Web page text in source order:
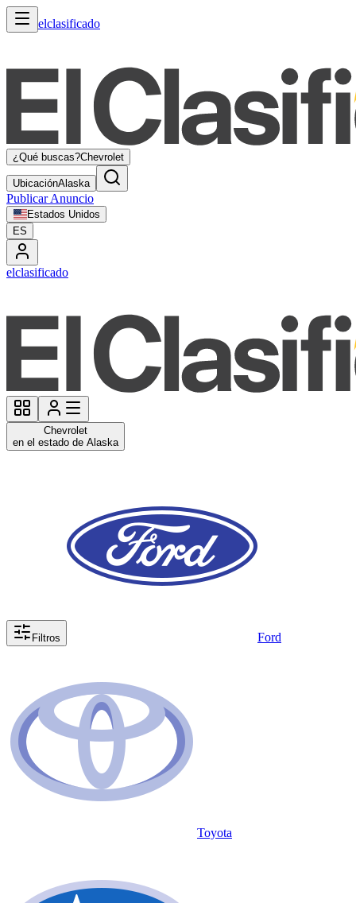
elclasificado
¿Qué buscas?Chevrolet
UbicaciónAlaska
Publicar Anuncio
Estados Unidos
ES
elclasificado
Chevrolet
en el estado de Alaska
Filtros Ford
Toyota